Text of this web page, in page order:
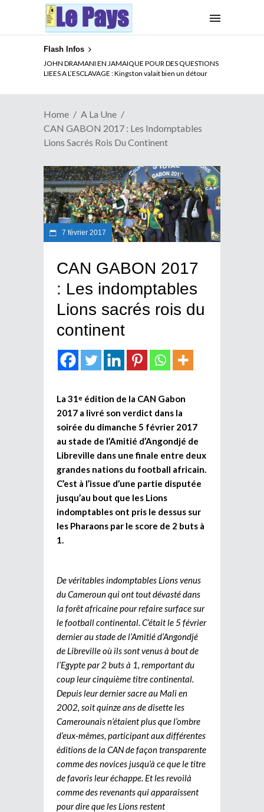
Flash Infos
ELECTION DE TALON A LA TETE DU SENAT BENINOIS :
Quand Patrice quitte le pouvoir sans partir !
Home
A La Une
CAN GABON 2017 : Les Indomptables
Lions Sacrés Rois Du Continent
7 février 2017
CAN GABON 2017
: Les indomptables
Lions sacrés rois du
continent
La 31e édition de la CAN Gabon
2017 a livré son verdict dans la
soirée du dimanche 5 février 2017
au stade de l’Amitié d’Angondjé de
Libreville dans une finale entre deux
grandes nations du football africain.
C’est à l’issue d’une partie disputée
jusqu’au bout que les Lions
indomptables ont pris le dessus sur
les Pharaons par le score de 2 buts à
1.
De véritables indomptables Lions venus
du Cameroun qui ont tout dévasté dans
la forêt africaine pour refaire surface sur
le football continental. C’était le 5 février
dernier au stade de l’Amitié d’Angondjé
de Libreville où ils sont venus à bout de
l’Egypte par 2 buts à 1, remportant du
coup leur cinquième titre continental.
Depuis leur dernier sacre au Mali en
2002, soit quinze ans de disette les
Camerounais n’étaient plus que l’ombre
d’eux-mêmes, participant aux différentes
éditions de la CAN de façon transparente
comme des novices jusqu’à ce que le titre
de favoris leur échappe. Et les revoilà
comme des revenants qui apparaissent
pour dire que les Lions restent